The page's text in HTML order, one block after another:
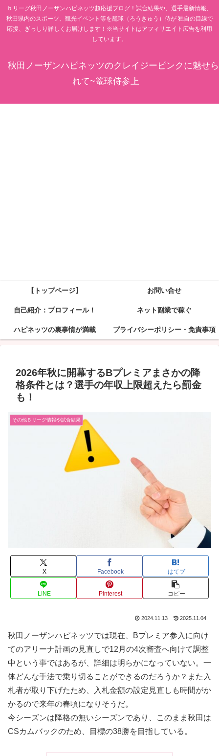
ｂリーグ秋田ノーザンハピネッツ超応援ブログ！試合結果や、選手最新情報、
秋田県内のスポーツ、観光イベント等を籠球（ろうきゅう）侍が 独自の目線で
応援、ぎっしり詳しくお届けします！※当サイトはアフィリエイト広告を利用
しています。
秋田ノーザンハピネッツのクレイジーピンクに魅せら
れて~篭球侍参上
【トップページ】 お問い合せ
自己紹介：プロフィール！ ネット副業で稼ぐ
ハピネッツの裏事情が満載 プライバシーポリシー・免責事項
2026年秋に開幕するBプレミアまさかの降
格条件とは？選手の年収上限超えたら罰金
も！
その他Ｂリーグ情報や試合結果
X Facebook はてブ
LINE Pinterest コピー
2024.11.13 2025.11.04
秋田ノーザンハピネッツでは現在、Bプレミア参入に向け
てのアリーナ計画の見直しで12月の4次審査へ向けて調整
中という事ではあるが、詳細は明らかになっていない。一
体どんな手法で乗り切ることができるのだろうか？また入
札者が取り下げたため、入札金額の設定見直しも時間がか
かるので来年の春頃になりそうだ。
今シーズンは降格の無いシーズンであり、このまま秋田は
CSカムバックのため、目標の38勝を目指している。